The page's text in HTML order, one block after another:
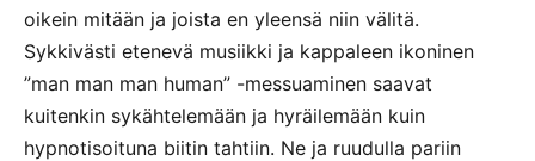
oikein mitään ja joista en yleensä niin välitä.
Sykkivästi etenevä musiikki ja kappaleen ikoninen
”man man man human” -messuaminen saavat
kuitenkin sykähtelemään ja hyräilemään kuin
hypnotisoituna biitin tahtiin. Ne ja ruudulla pariin